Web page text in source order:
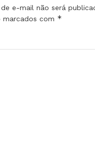
e-mail não será
marcados com *